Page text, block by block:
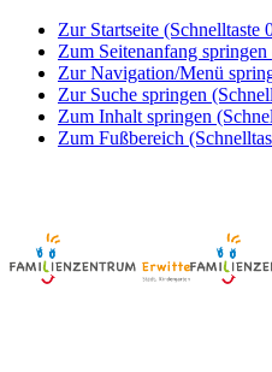
Zur Startseite (Schnelltaste
Zum Seitenanfang
Zur Navigation/Menü
Zur Suche springen
Zum Inhalt springen
Zum Fußbereich